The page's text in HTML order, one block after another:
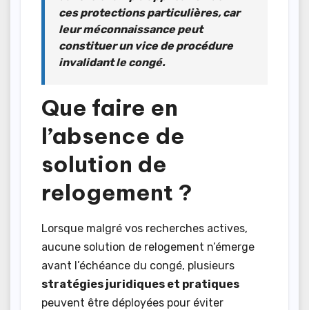
ces protections particulières, car
leur méconnaissance peut
constituer un vice de procédure
invalidant le congé.
Que faire en
l’absence de
solution de
relogement ?
Lorsque malgré vos recherches actives,
aucune solution de relogement n’émerge
avant l’échéance du congé, plusieurs
stratégies juridiques et pratiques
peuvent être déployées pour éviter